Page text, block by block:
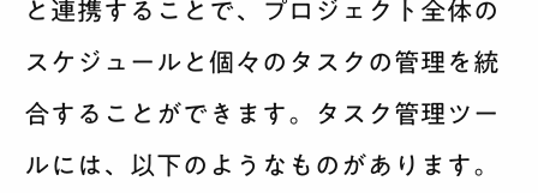
と連携することで、プロジェクト全体の
スケジュールと個々のタスクの管理を統
合することができます。タスク管理ツー
ルには、以下のようなものがあります。